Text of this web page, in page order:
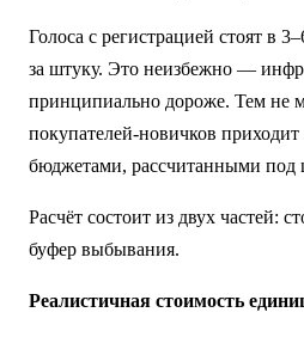
Голоса с регистрацией стоят в
за штуку. Это неизбежно —
принципиально дороже. Тем не
покупателей-новичков
бюджетами, рассчитанными под
Расчёт состоит из двух частей:
буфер выбывания.
Реалистичная стоимость